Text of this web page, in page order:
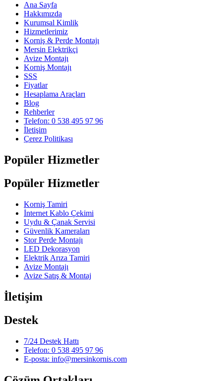
Ana Sayfa
Hakkımızda
Kurumsal Kimlik
Hizmetlerimiz
Korniş & Perde Montajı
Mersin Elektrikçi
Avize Montajı
Korniş Montajı
SSS
Fiyatlar
Hesaplama Araçları
Blog
Rehberler
Telefon: 0 538 495 97 96
İletişim
Çerez Politikası
Popüler Hizmetler
Popüler Hizmetler
Korniş Tamiri
İnternet Kablo Çekimi
Uydu & Çanak Servisi
Güvenlik Kameraları
Stor Perde Montajı
LED Dekorasyon
Elektrik Arıza Tamiri
Avize Montajı
Avize Satış & Montaj
İletişim
Destek
7/24 Destek Hattı
Telefon: 0 538 495 97 96
E-posta: info@mersinkornis.com